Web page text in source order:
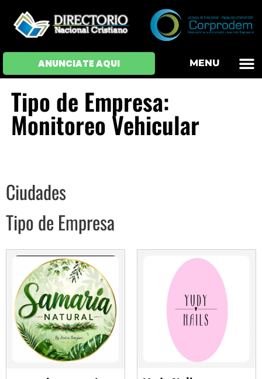
ANUNCIATE AQUI MENU
Tipo de Empresa:
Monitoreo Vehicular
Ciudades
Tipo de Empresa